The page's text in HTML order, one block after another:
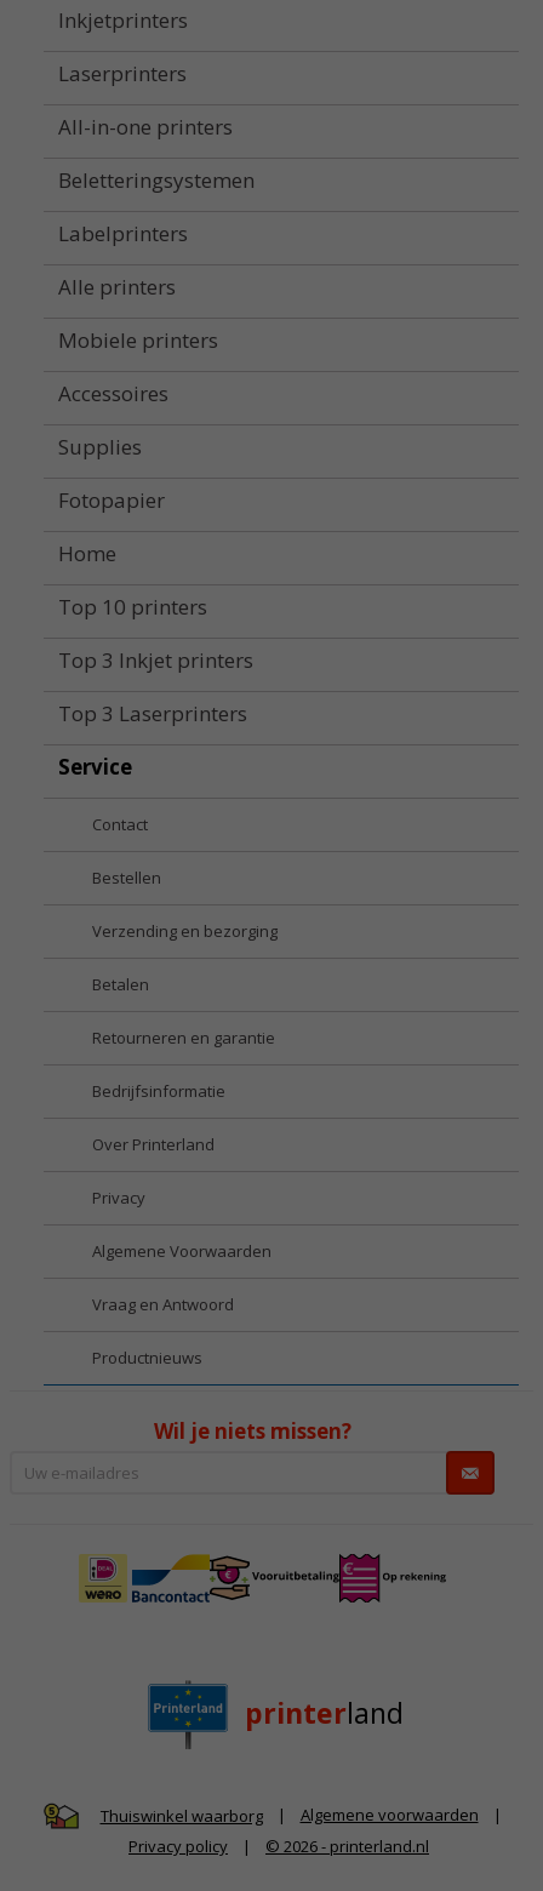
Inkjetprinters
Laserprinters
All-in-one printers
Beletteringsystemen
Labelprinters
Alle printers
Mobiele printers
Accessoires
Supplies
Fotopapier
Home
Top 10 printers
Top 3 Inkjet printers
Top 3 Laserprinters
Service
Contact
Bestellen
Verzending en bezorging
Betalen
Retourneren en garantie
Bedrijfsinformatie
Over Printerland
Privacy
Algemene Voorwaarden
Vraag en Antwoord
Productnieuws
Wil je niets missen?
printerland
Thuiswinkel waarborg | Algemene voorwaarden
|
Privacy policy
| © 2026 - printerland.nl